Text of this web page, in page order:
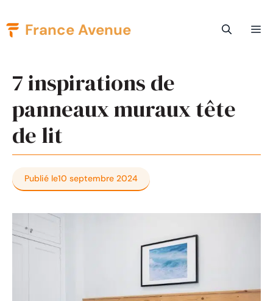
Aller
au
France Avenue
7 inspirations de
panneaux muraux tête
de lit
Publié le10 septembre 2024